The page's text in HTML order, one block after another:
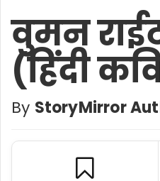
वुमन
(हिंदी
By StoryMirror